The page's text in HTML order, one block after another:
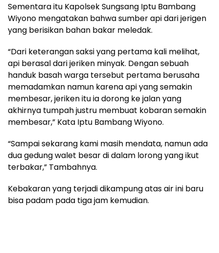
Sementara itu Kapolsek Sungsang Iptu Bambang
Wiyono mengatakan bahwa sumber api dari jerigen
yang berisikan bahan bakar meledak.
“Dari keterangan saksi yang pertama kali melihat,
api berasal dari jeriken minyak. Dengan sebuah
handuk basah warga tersebut pertama berusaha
memadamkan namun karena api yang semakin
membesar, jeriken itu ia dorong ke jalan yang
akhirnya tumpah justru membuat kobaran semakin
membesar,” Kata Iptu Bambang Wiyono.
“Sampai sekarang kami masih mendata, namun ada
dua gedung walet besar di dalam lorong yang ikut
terbakar,” Tambahnya.
Kebakaran yang terjadi dikampung atas air ini baru
bisa padam pada tiga jam kemudian.